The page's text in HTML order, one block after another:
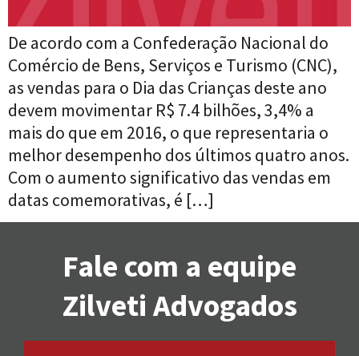
De acordo com a Confederação Nacional do
Comércio de Bens, Serviços e Turismo (CNC),
as vendas para o Dia das Crianças deste ano
devem movimentar R$ 7.4 bilhões, 3,4% a
mais do que em 2016, o que representaria o
melhor desempenho dos últimos quatro anos.
Com o aumento significativo das vendas em
datas comemorativas, é […]
Fale com a equipe
Zilveti Advogados